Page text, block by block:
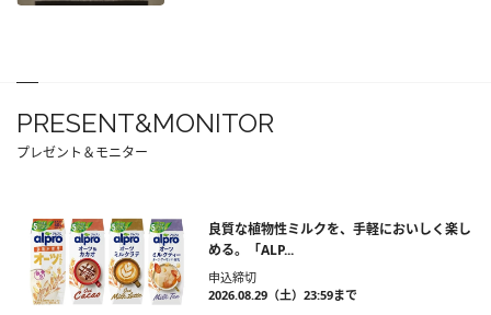
PRESENT&MONITOR
プレゼント＆モニター
良質な植物性ミルクを、手軽においしく楽し
める。「ALP...
申込締切
2026.08.29（土）23:59まで